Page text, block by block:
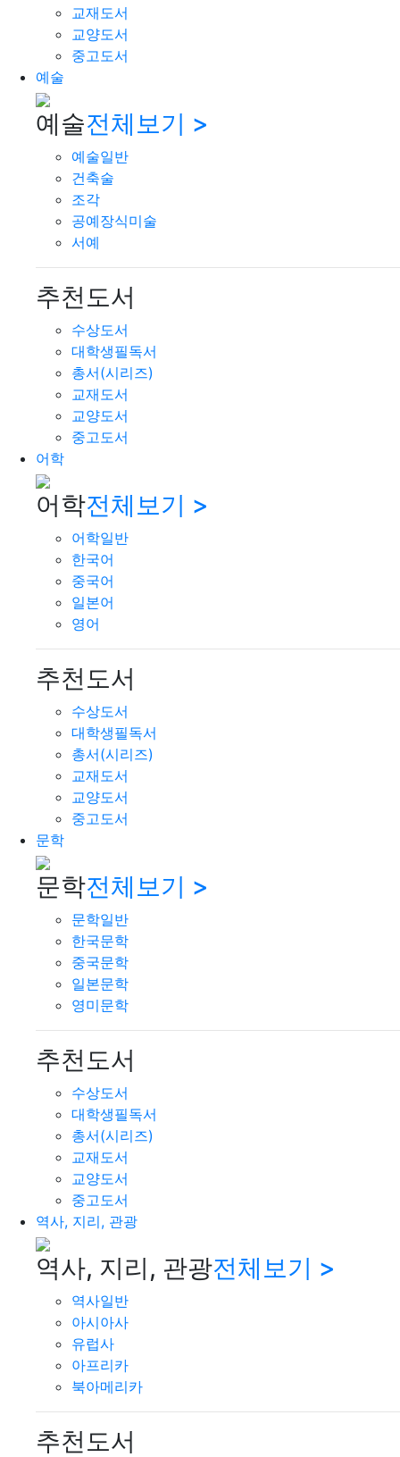
교재도서
교양도서
중고도서
예술
예술전체보기 >
예술일반
건축술
조각
공예장식미술
서예
추천도서
수상도서
대학생필독서
총서(시리즈)
교재도서
교양도서
중고도서
어학
어학전체보기 >
어학일반
한국어
중국어
일본어
영어
추천도서
수상도서
대학생필독서
총서(시리즈)
교재도서
교양도서
중고도서
문학
문학전체보기 >
문학일반
한국문학
중국문학
일본문학
영미문학
추천도서
수상도서
대학생필독서
총서(시리즈)
교재도서
교양도서
중고도서
역사, 지리, 관광
역사, 지리, 관광전체보기 >
역사일반
아시아사
유럽사
아프리카
북아메리카
추천도서